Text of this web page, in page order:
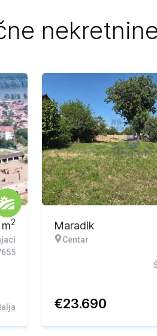
nekretnine
m2
Maradik
Centar
€23.690